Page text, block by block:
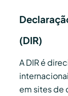
(DIR)
A DIR é
em sites de